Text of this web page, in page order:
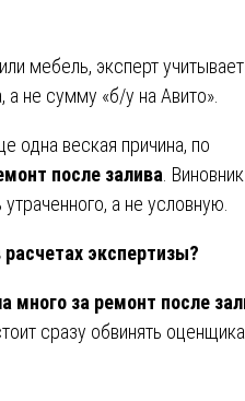
мебель, эксперт
не сумму «б/у на Авито».
одна веская причина, по
после залива .
а не условную.
экспертизы?
много за ремонт после
сразу обвинять оценщика.